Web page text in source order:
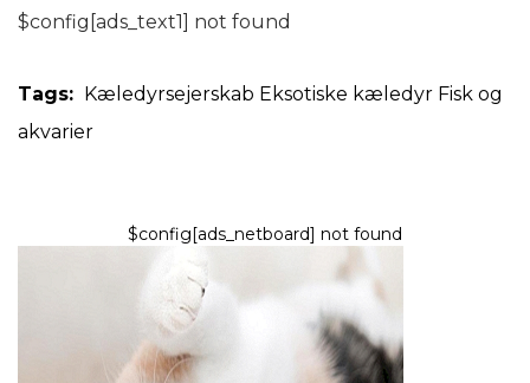
$config[ads_text1] not found
Tags: Kæledyrsejerskab Eksotiske kæledyr Fisk og
akvarier
$config[ads_netboard] not found